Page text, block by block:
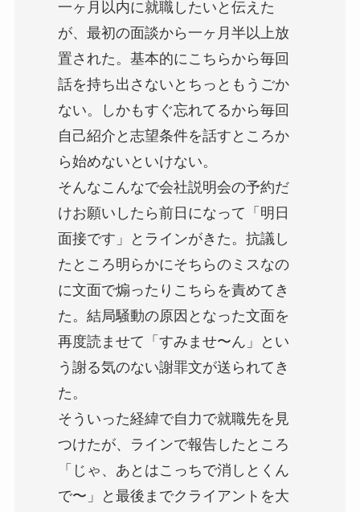
一ヶ月以内に就職したいと伝えた
が、最初の面談から一ヶ月半以上放
置された。基本的にこちらから毎回
話を持ち出さないとちっともうごか
ない。しかもすぐ忘れてるから毎回
自己紹介と志望条件を話すところか
ら始めないといけない。
そんなこんなで会社説明会の予約だ
けお願いしたら前日になって「明日
面接です」とラインがきた。抗議し
たところ明らかにそちらのミスなの
に文面で煽ったりこちらを責めてき
た。結局騒動の原因となった文面を
再度読ませて「すみませ〜ん」とい
う謝る気のない謝罪文が送られてき
た。
そういった経緯で自力で就職先を見
つけたが、ラインで報告したところ
「じゃ、あとはこっちで消しとくん
で〜」と最後までクライアントを大